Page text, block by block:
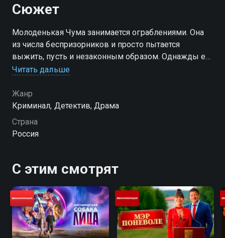
Сюжет
Молоденькая Чума занимается ограблениями. Она
из числа беспризорников и просто пытается
выжить, пусть и незаконным образом. Однажды её
ловит полиция. Попалась девушка на разбое, а
другой вариант
Читать дальше
Жанр
Криминал, Детектив, Драма
Страна
Россия
С этим смотрят